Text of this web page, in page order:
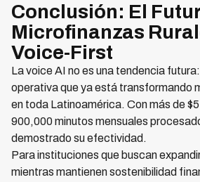
Conclusión: El
Microfinanzas
Voice-First
La voice AI no es una tendencia
operativa que ya está transformando
en toda Latinoamérica. Con más de
900,000 minutos mensuales
demostrado su efectividad.
Para instituciones que buscan
mientras mantienen sostenibilidad